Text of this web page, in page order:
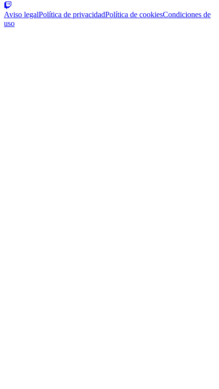
Aviso legalPolítica de privacidadPolítica de cookiesCondiciones de
uso